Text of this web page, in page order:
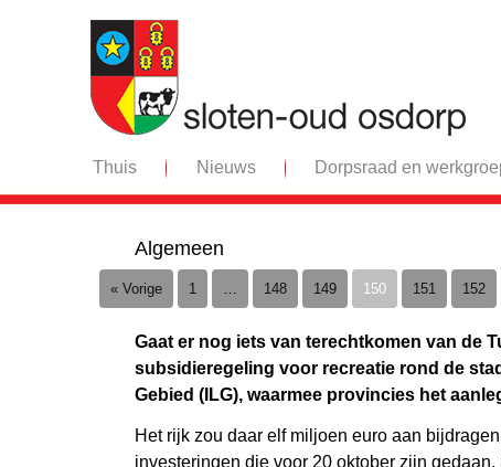
Thuis Nieuws Dorpsraad en
Algemeen
« Vorige 1 … 148 149 150 151 152
Gaat er nog iets van terechtkomen van de
subsidieregeling voor recreatie rond de
Gebied (ILG), waarmee provincies het
Het rijk zou daar elf miljoen euro aan
investeringen die voor 20 oktober zijn